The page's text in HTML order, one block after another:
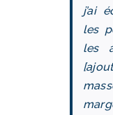
j’ai
les
les